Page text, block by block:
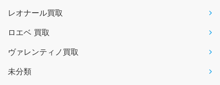
レオナール買取
ロエベ 買取
ヴァレンティノ買取
未分類